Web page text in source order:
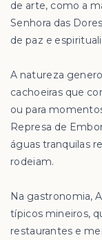
de arte, como a
Senhora das
de paz e
A natureza
cachoeiras que
ou para
Represa de
águas tranquilas
rodeiam.
Na gastronomia,
típicos mineiros,
restaurantes e